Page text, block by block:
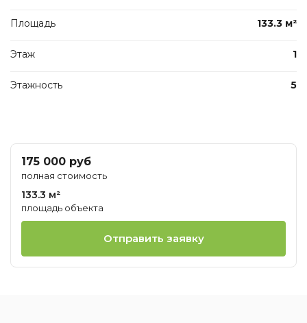
Площадь 133.3 м²
Этаж 1
Этажность 5
175 000 руб
полная стоимость
133.3 м²
площадь объекта
Отправить заявку